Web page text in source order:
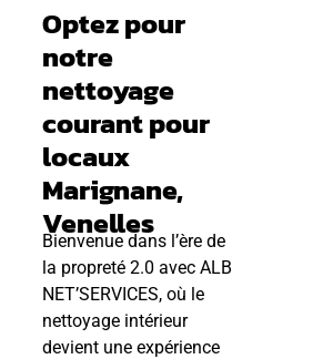
Optez pour
notre
nettoyage
courant pour
locaux
Marignane,
Venelles
Bienvenue dans l’ère de
la propreté 2.0 avec ALB
NET’SERVICES, où le
nettoyage intérieur
devient une expérience